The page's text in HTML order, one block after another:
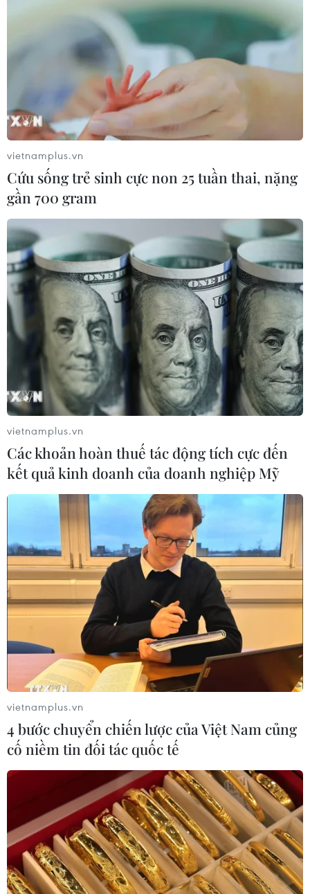
trường bất động sản, đẩy mạnh đầu tư công;…
cùng với Ngân hàng Nhà nước và hệ thống ngân
hàng thương mại nỗ lực vượt qua khó khăn,
thực hiện tốt mục tiêu vừa bảo đảm bơm vốn
cho nền kinh tế, vừa giữ an toàn hệ thống tín
dụng, tạo đà cho sự phát triển tốt hơn trong
năm 2024./.
#Phó Thủ tướng Lê Minh Khái
#Hệ thống tín dụng
#Ngân hàng Nhà nước
Theo dõi VietnamPlus
TIN LIÊN QUAN
Tiếp tục điều chỉnh chỉ tiêu tăng trưởng
tín dụng đối với các ngân hàng
vietnamplus.vn
Cứu sống trẻ sinh cực non 25 tuần thai, nặng
gần 700 gram
vietnamplus.vn
Các khoản hoàn thuế tác động tích cực đến
kết quả kinh doanh của doanh nghiệp Mỹ
vietnamplus.vn
4 bước chuyển chiến lược của Việt Nam củng
cố niềm tin đối tác quốc tế